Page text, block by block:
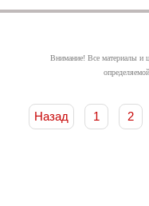
Внимание! Все материалы и
Назад 1 2